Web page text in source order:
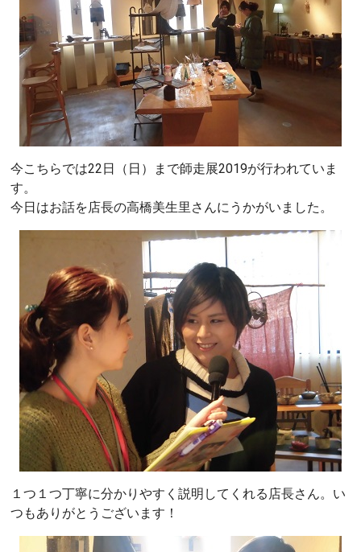
今こちらでは22日（日）まで師走展2019が行われていま
す。
今日はお話を店長の高橋美生里さんにうかがいました。
１つ１つ丁寧に分かりやすく説明してくれる店長さん。い
つもありがとうございます！